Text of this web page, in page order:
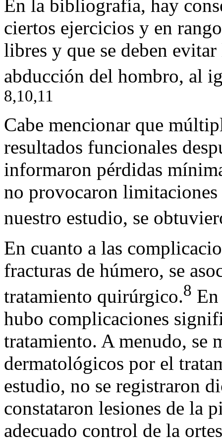
En la bibliografía, hay
ciertos ejercicios y en
libres y que se deben
abducción del hombro, al
8,10,11
Cabe mencionar que
resultados funcionales
informaron pérdidas
no provocaron
nuestro estudio, se
En cuanto a las
fracturas de húmero, se
tratamiento quirúrgico.8
hubo complicaciones
tratamiento. A menudo, se
dermatológicos por el
estudio, no se registraron
constataron lesiones de la
adecuado control de la